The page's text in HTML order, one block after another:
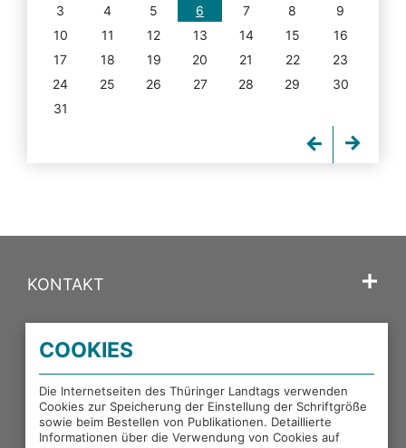
3
4 5 6 7 8
9
10
11 12 13 14 15
16
17
18 19 20 21 22
23
24
25 26 27 28 29
30
31
KONTAKT
PORTALE DES THÜRINGER LANDTAGS
EXTERNE LINKS
COOKIES
Die Internetseiten des Thüringer Landtags verwenden
Cookies zur Speicherung der Einstellung der Schriftgröße
sowie beim Bestellen von Publikationen. Detaillierte
Informationen über die Verwendung von Cookies auf